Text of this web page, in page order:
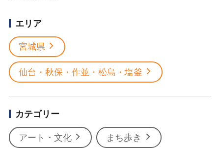
エリア
宮城県
仙台・秋保・作並・松島・塩釜
カテゴリー
アート・文化 まち歩き